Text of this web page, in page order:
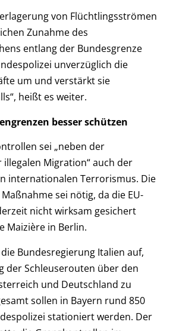
von Flüchtlingsströmen
Zunahme des
entlang der Bundesgrenze
unverzüglich die
um und verstärkt sie
heißt es weiter.
besser schützen
sei „neben der
illegalen Migration“ auch der
internationalen Terrorismus. Die
sei nötig, da die EU-
nicht wirksam gesichert
Maizière in Berlin.
Bundesregierung Italien auf,
der Schleuserouten über den
und Deutschland zu
sollen in Bayern rund 850
stationiert werden. Der